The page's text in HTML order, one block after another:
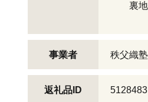
裏地:
〈か
事業者 秩父織
返礼品ID 5128483